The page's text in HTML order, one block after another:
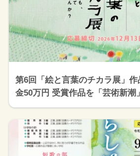
第6回「絵と言葉のチカラ展」
金50万円 受賞作品を「芸術新潮